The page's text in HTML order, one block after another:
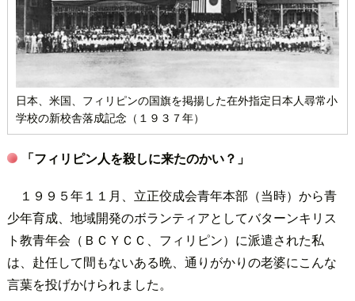
日本、米国、フィリピンの国旗を掲揚した在外指定日本人尋常小
学校の新校舎落成記念（１９３７年）
「フィリピン人を殺しに来たのかい？」
１９９５年１１月、立正佼成会青年本部（当時）から青
少年育成、地域開発のボランティアとしてバターンキリス
ト教青年会（ＢＣＹＣＣ、フィリピン）に派遣された私
は、赴任して間もないある晩、通りがかりの老婆にこんな
言葉を投げかけられました。